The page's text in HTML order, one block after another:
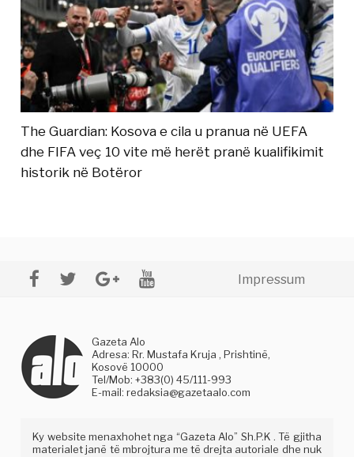
The Guardian: Kosova e cila u pranua në UEFA
dhe FIFA veç 10 vite më herët pranë kualifikimit
historik në Botëror
Impressum
Gazeta Alo
Adresa: Rr. Mustafa Kruja , Prishtinë,
Kosovë 10000
Tel/Mob: +383(0) 45/111-993
E-mail:redaksia@gazetaalo.com
Ky website menaxhohet nga “Gazeta Alo” Sh.P.K . Të gjitha
materialet janë të mbrojtura me të drejta autoriale dhe nuk